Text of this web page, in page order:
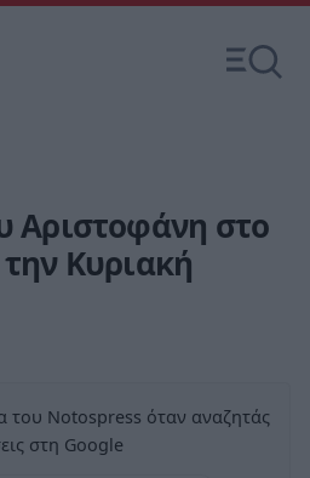
Αριστοφάνη στο
Κυριακή
του Notospress όταν αναζητάς
στη Google